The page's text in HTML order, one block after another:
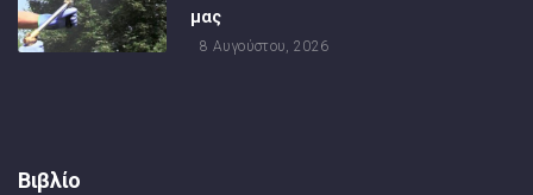
μας
8 Αυγούστου, 2026
Βιβλίο